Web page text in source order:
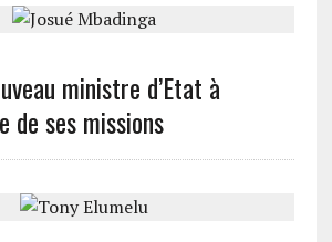
ministre d’Etat à
de ses missions